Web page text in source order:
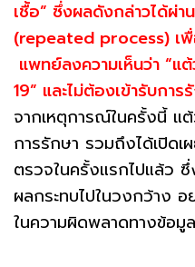
เชื้อ” ซึ่งผลดังกล่าวได้ผ่
(repeated process) เ
แพทย์ลงความเห็นว่า “แ
19” และไม่ต้องเข้ารับการ
จากเหตุการณ์ในครั้งนี้ แ
การรักษา รวมถึงได้เปิด
ตรวจในครั้งแรกไปแล้ว ซึ่
ผลกระทบไปในวงกว้าง
ในความผิดพลาดทางข้อ